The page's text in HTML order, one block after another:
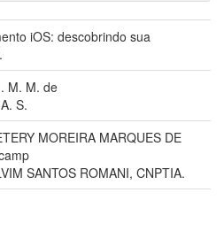
iOS: descobrindo sua
M. M. de
S.
MOREIRA MARQUES DE
SANTOS ROMANI, CNPTIA.